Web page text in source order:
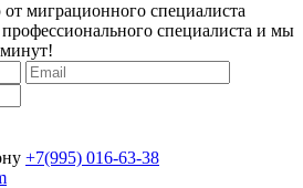
миграционного специалиста
специалиста и мы
+7(995) 016-63-38